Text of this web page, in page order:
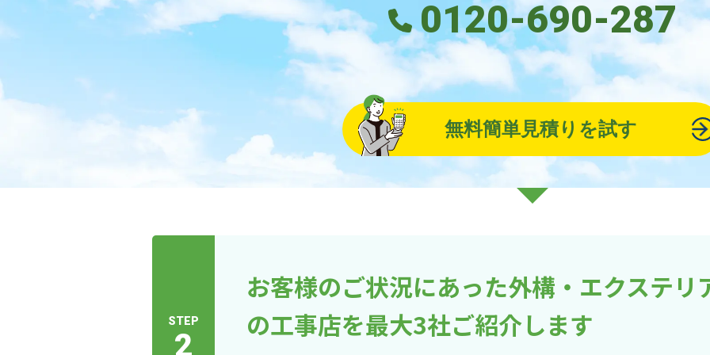
0120-690-287
無料簡単見積りを試す
STEP
2
お客様のご状況にあった外構・エクステリ
の工事店を最大3社ご紹介します